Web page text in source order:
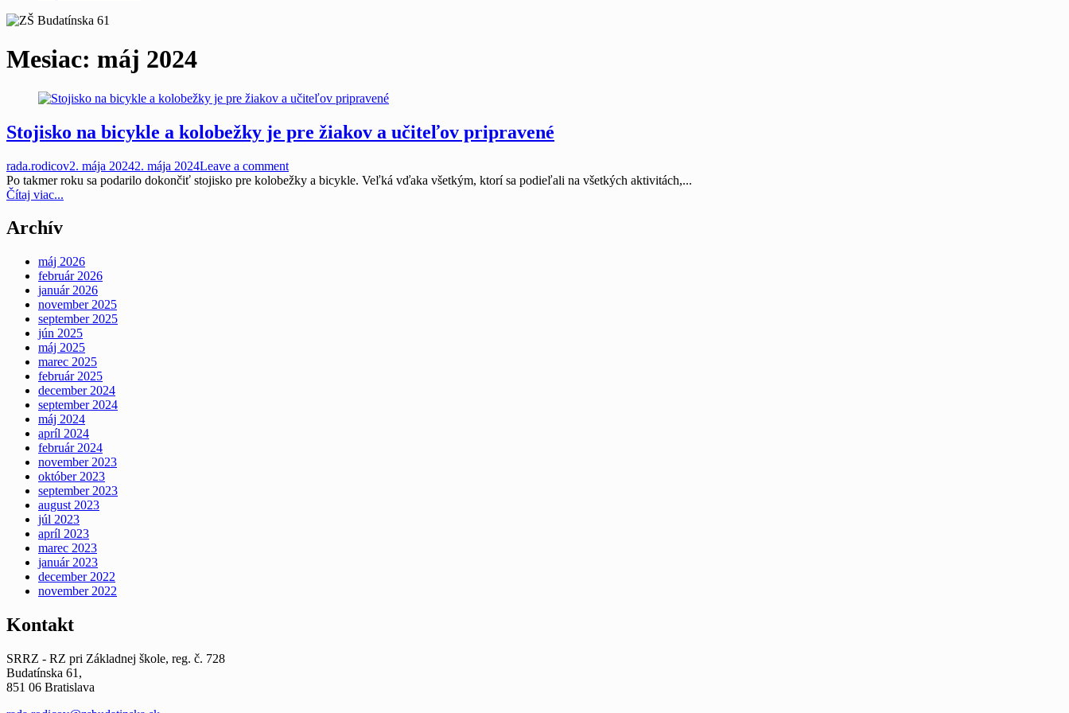
Mesiac: máj 2024
Stojisko na bicykle a kolobežky je pre žiakov a učiteľov pripravené
rada.rodicov2. mája 20242. mája 2024Leave a comment
Po takmer roku sa podarilo dokončiť stojisko pre kolobežky a bicykle. Veľká vďaka všetkým, ktorí sa podieľali na všetkých aktivitách,...
Čítaj viac...
Archív
máj 2026
február 2026
január 2026
november 2025
september 2025
jún 2025
máj 2025
marec 2025
február 2025
december 2024
september 2024
máj 2024
apríl 2024
február 2024
november 2023
október 2023
september 2023
august 2023
júl 2023
apríl 2023
marec 2023
január 2023
december 2022
november 2022
Kontakt
SRRZ - RZ pri Základnej škole, reg. č. 728
Budatínska 61,
851 06 Bratislava